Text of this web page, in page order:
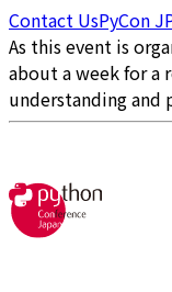
Contact UsPyCon
As this event is
about a week for a
understanding and